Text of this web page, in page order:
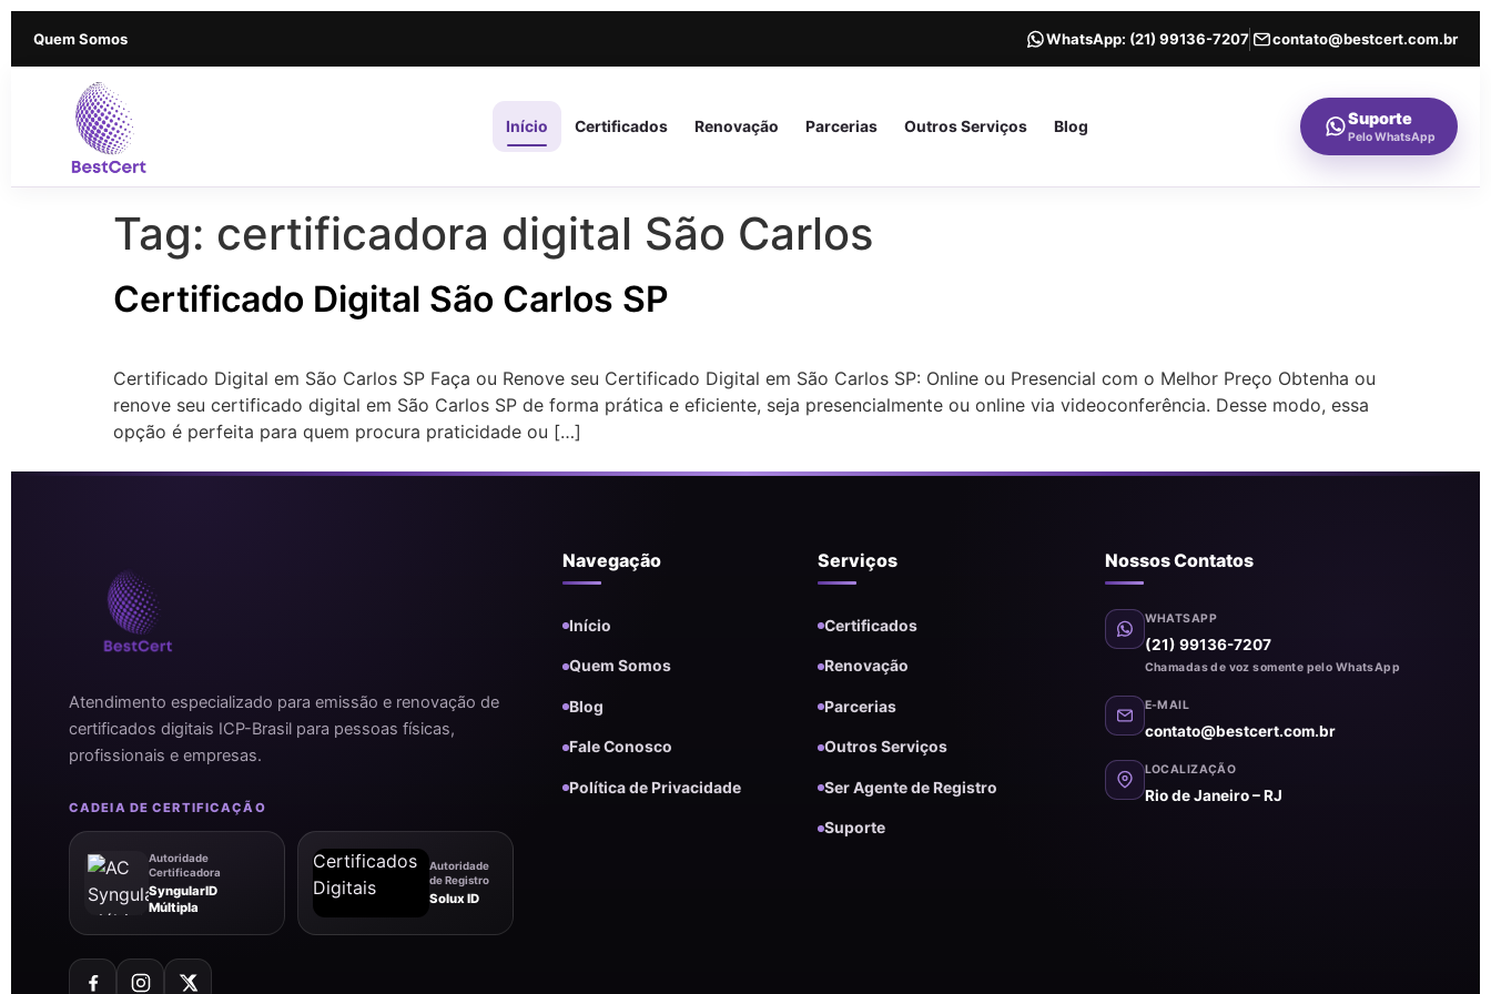
Quem Somos WhatsApp: (21) 99136-7207 contato@bestcert.com.br
Início Certificados Renovação Parcerias Outros Serviços Blog Suporte
Pelo WhatsApp
Tag: certificadora digital São Carlos
Certificado Digital São Carlos SP
Certificado Digital em São Carlos SP Faça ou Renove seu Certificado Digital em São Carlos SP: Online ou Presencial com o Melhor Preço Obtenha ou
renove seu certificado digital em São Carlos SP de forma prática e eficiente, seja presencialmente ou online via videoconferência. Desse modo, essa
opção é perfeita para quem procura praticidade ou […]
Atendimento especializado para emissão e renovação de
certificados digitais ICP-Brasil para pessoas físicas,
profissionais e empresas.
CADEIA DE CERTIFICAÇÃO
Autoridade
Certificadora
SyngularID
Múltipla
Autoridade
de Registro
Solux ID
Navegação
Início
Quem Somos
Blog
Fale Conosco
Política de Privacidade
Serviços
Certificados
Renovação
Parcerias
Outros Serviços
Ser Agente de Registro
Suporte
Nossos Contatos
WHATSAPP
(21) 99136-7207
Chamadas de voz somente pelo WhatsApp
E-MAIL
contato@bestcert.com.br
LOCALIZAÇÃO
Rio de Janeiro – RJ